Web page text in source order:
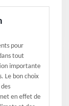
pour
tout
importante
Le bon choix
en effet de